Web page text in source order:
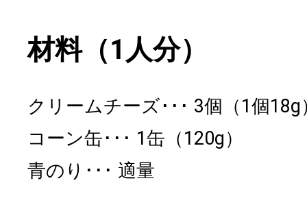
材料（1人分）
クリームチーズ
3個（1個18g
コーン缶
1缶（120g）
青のり
適量